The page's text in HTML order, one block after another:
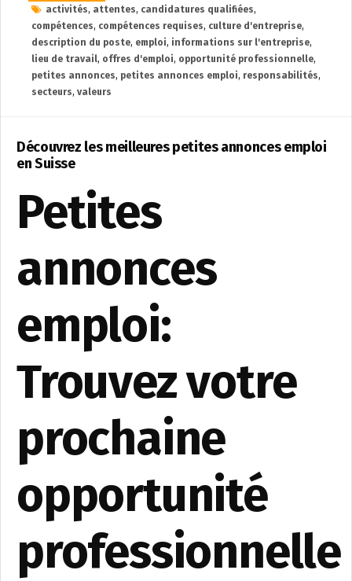
activités, attentes, candidatures qualifiées,
compétences, compétences requises, culture d'entreprise,
description du poste, emploi, informations sur l'entreprise,
lieu de travail, offres d'emploi, opportunité professionnelle,
petites annonces, petites annonces emploi, responsabilités,
secteurs, valeurs
Découvrez les meilleures petites annonces emploi
en Suisse
Petites
annonces
emploi:
Trouvez votre
prochaine
opportunité
professionnelle